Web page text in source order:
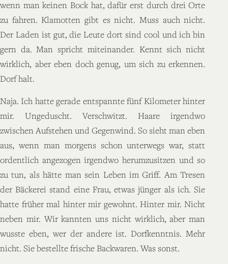
wenn man keinen Bock hat, dafür erst durch drei Orte
zu fahren. Klamotten gibt es nicht. Muss auch nicht.
Der Laden ist gut, die Leute dort sind cool und ich bin
gern da. Man spricht miteinander. Kennt sich nicht
wirklich, aber eben doch genug, um sich zu erkennen.
Dorf halt.
Naja. Ich hatte gerade entspannte fünf Kilometer hinter
mir. Ungeduscht. Verschwitzt. Haare irgendwo
zwischen Aufstehen und Gegenwind. So sieht man eben
aus, wenn man morgens schon unterwegs war, statt
ordentlich angezogen irgendwo herumzusitzen und so
zu tun, als hätte man sein Leben im Griff. Am Tresen
der Bäckerei stand eine Frau, etwas jünger als ich. Sie
hatte früher mal hinter mir gewohnt. Hinter mir. Nicht
neben mir. Wir kannten uns nicht wirklich, aber man
wusste eben, wer der andere ist. Dorfkenntnis. Mehr
nicht. Sie bestellte frische Backwaren. Was sonst.